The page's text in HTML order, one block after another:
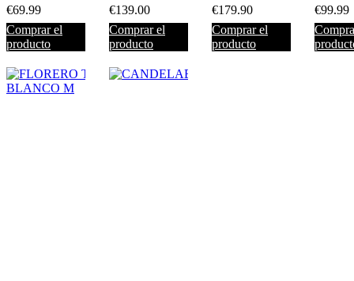
€69.99
Comprar el
producto
€139.00
Comprar el
producto
€179.90
Comprar el
producto
€99.99